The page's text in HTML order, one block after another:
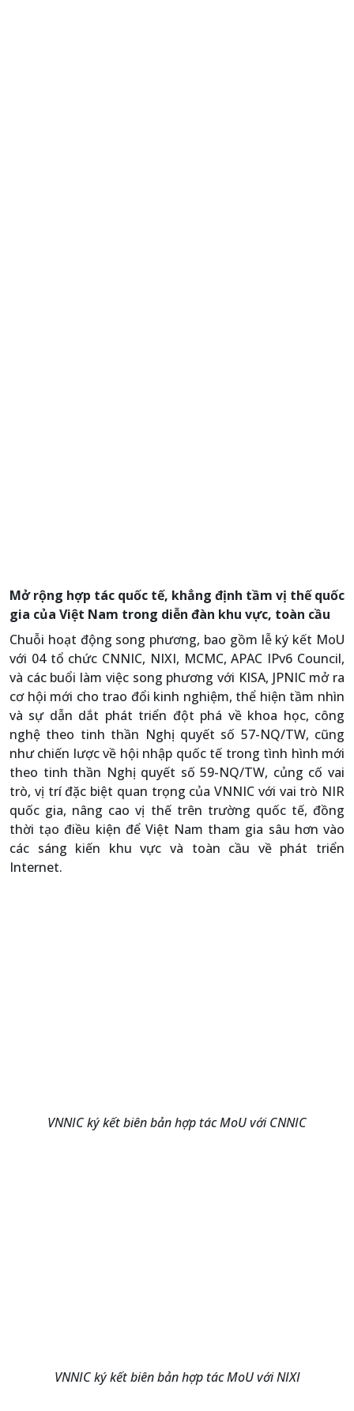
Mở rộng hợp tác quốc tế, khẳng định tầm vị thế quốc
gia của Việt Nam trong diễn đàn khu vực, toàn cầu
Chuỗi hoạt động song phương, bao gồm lễ ký kết MoU
với 04 tổ chức CNNIC, NIXI, MCMC, APAC IPv6 Council,
và các buổi làm việc song phương với KISA, JPNIC mở ra
cơ hội mới cho trao đổi kinh nghiệm, thể hiện tầm nhìn
và sự dẫn dắt phát triển đột phá về khoa học, công
nghệ theo tinh thần Nghị quyết số 57-NQ/TW, cũng
như chiến lược về hội nhập quốc tế trong tình hình mới
theo tinh thần Nghị quyết số 59-NQ/TW, củng cố vai
trò, vị trí đặc biệt quan trọng của VNNIC với vai trò NIR
quốc gia, nâng cao vị thế trên trường quốc tế, đồng
thời tạo điều kiện để Việt Nam tham gia sâu hơn vào
các sáng kiến khu vực và toàn cầu về phát triển
Internet.
VNNIC ký kết biên bản hợp tác MoU với CNNIC
VNNIC ký kết biên bản hợp tác MoU với NIXI